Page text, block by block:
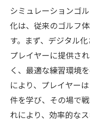
シミュレーションゴ
化は、従来のゴルフ
す。まず、デジタル
プレイヤーに提供さ
く、最適な練習環境
により、プレイヤー
件を学び、その場で
れにより、効率的な